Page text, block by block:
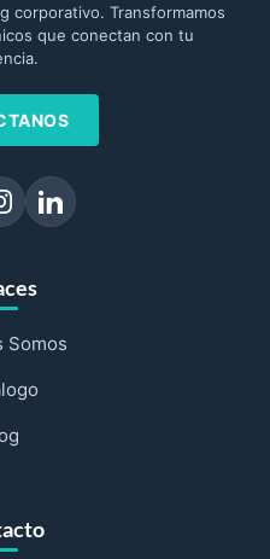
corporativo. Transformamos
que conectan con tu
Somos